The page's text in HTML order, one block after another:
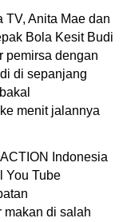
TV, Anita Mae dan
Bola Kesit Budi
pemirsa dengan
di sepanjang
menit jalannya
Indonesia
You Tube
makan di salah